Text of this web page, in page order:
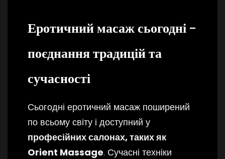
Еротичний масаж сьогодні –
поєднання традицій та
сучасності
Сьогодні еротичний масаж поширений
по всьому світу і доступний у
професійних салонах, таких як
Orient Massage. Сучасні техніки